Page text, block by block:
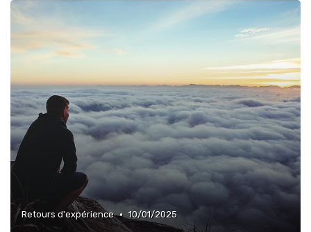
Retours d'expérience • 10/01/2025